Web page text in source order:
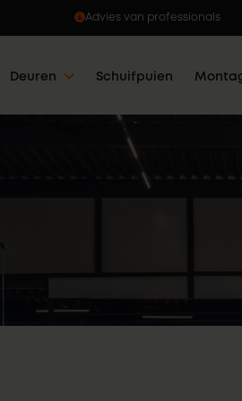
Ophalen wanneer jou
Deuren Schuifpuien